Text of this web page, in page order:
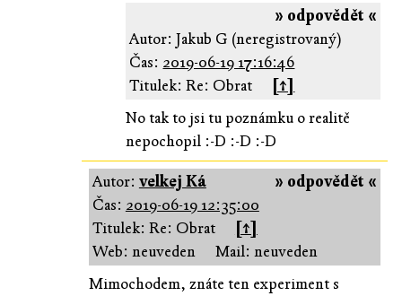
» odpovědět «
Autor: Jakub G (neregistrovaný)
Čas: 2019-06-19 17:16:46
Titulek: Re: Obrat
[↑]
No tak to jsi tu poznámku o realitě
nepochopil :-D :-D :-D
» odpovědět «
Autor: velkej Ká
Čas: 2019-06-19 12:35:00
Titulek: Re: Obrat
[↑]
Web: neuveden
Mail: neuveden
Mimochodem, znáte ten experiment s